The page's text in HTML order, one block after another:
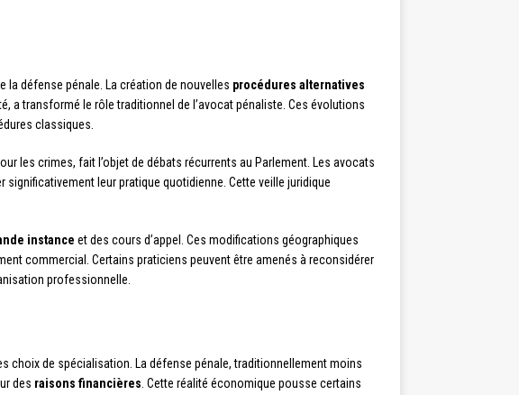
défense pénale. La création de nouvelles procédures alternatives
transformé le rôle traditionnel de l’avocat pénaliste. Ces évolutions
classiques.
les crimes, fait l’objet de débats récurrents au Parlement. Les avocats
leur pratique quotidienne. Cette veille juridique
instance et des cours d’appel. Ces modifications géographiques
commercial. Certains praticiens peuvent être amenés à reconsidérer
professionnelle.
choix de spécialisation. La défense pénale, traditionnellement moins
des raisons financières . Cette réalité économique pousse certains